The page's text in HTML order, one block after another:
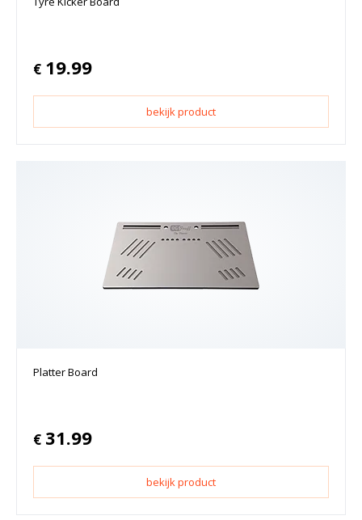
€ 19.99
bekijk product
Platter Board
€ 31.99
bekijk product